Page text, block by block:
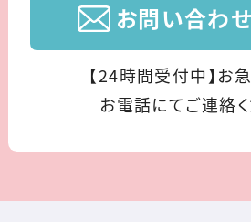
お問い合わ
【24時間受付中】お
お電話にてご連絡く